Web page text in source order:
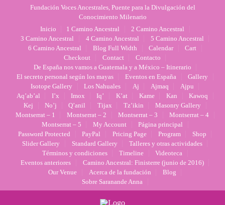
Fundación Voces Ancestrales, Puente para la Divulgación del
Conocimiento Milenario
Inicio
1 Camino Ancestral
2 Camino Ancestral
3 Camino Ancestral
4 Camino Ancestral
5 Camino Ancestral
6 Camino Ancestral
Blog Full Width Calendar
Cart
Checkout
Contact
Contacto
De España nos vamos a Guatemala y a México – Itinerario
El secreto personal según los mayas
Eventos en España
Gallery
Isotope Gallery
Los Nahuales Aj Ajmaq
Ajpu
Aq’ab’al
I’x Imox Iq’ K’at Kame Kan
Kawoq
Kej
No’j Q’anil Tijax Tz’ikin
Masonry Gallery
Montserrat – 1
Montserrat – 2 Montserrat – 3
Montserrat – 4
Montserrat – 5
My Account
Página principal
Password Protected
PayPal Pricing Page Program
Shop
Slider Gallery
Standard Gallery
Talleres y otras actividades
Términos y condiciones
Timeline
Videoteca
Eventos anteriores
Camino Ancestral: Finisterre (junio de 2016)
Our Venue
Acerca de la fundación
Blog
Sobre Saranande Anna